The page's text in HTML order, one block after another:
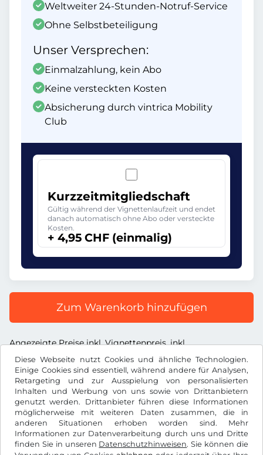
Diese Webseite nutzt Cookies und ähnliche Technologien.
Einige Cookies sind essentiell, während andere für Analysen,
Retargeting und zur Ausspielung von personalisierten
Inhalten und Werbung von uns sowie von Drittanbietern
genutzt werden. Drittanbieter führen diese Informationen
möglicherweise mit weiteren Daten zusammen, die in
anderen Situationen erhoben worden sind. Mehr
Informationen zur Datenverarbeitung durch uns und Dritte
finden Sie in unseren Datenschutzhinweisen. Sie können die
Weltweiter 24-Stunden-Notruf-Service
Ohne Selbstbeteiligung
Unser Versprechen:
Einmalzahlung, kein Abo
Keine versteckten Kosten
Absicherung durch vintrica Mobility
Club
Kurzzeitmitgliedschaft
Gültig während der Vignettenlaufzeit und endet
danach automatisch ohne Abo oder versteckte
Kosten.
+ 4,95 CHF (einmalig)
Zum Warenkorb hinzufügen
Angezeigte Preise inkl. Vignettenpreis, inkl.
Dienstleistungsentgelt und inkl. der gesetzl. MwSt.
CHF
Facebook Instagram